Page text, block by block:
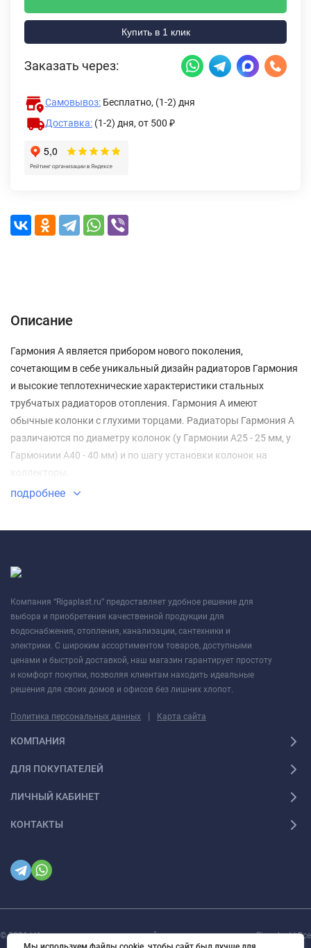
Купить в 1 клик
Заказать через:
Самовывоз: Бесплатно, (1-2) дня
Доставка: (1-2) дня, от 500 ₽
Описание
Гармония А является прибором нового поколения,
сочетающим в себе уникальный дизайн радиаторов Гармония
и высокие теплотехнические характеристики стальных
трубчатых радиаторов отопления. Гармония А имеют
обычные колонки с глухими торцами. Радиаторы Гармония А
различаются по диаметру колонок (у Гармонии А25 - 25 мм, у
Гармониии А40 - 40 мм) и по шагу установки колонок на
коллекторы.
подробнее
Компания “Rigaplast.ru” предоставляет удобное решение для
выбора и приобретения качественной продукции для
водоснабжения, отопления, канализации, сантехники и
электрики. С широким ассортиментом товаров, доступными
ценами и быстрой доставкой, наш магазин гарантирует простоту
и комфорт покупки, позволяя клиентам находить идеальные
решения для своих домов и офисов без лишних хлопот.
Политика персональных данных | Карта сайта
КОМПАНИЯ
ДЛЯ ПОКУПАТЕЛЕЙ
ЛИЧНЫЙ КАБИНЕТ
КОНТАКТЫ
© 2026 | Интернет магазин инженерной сантехники и электрики Rigaplast | Все